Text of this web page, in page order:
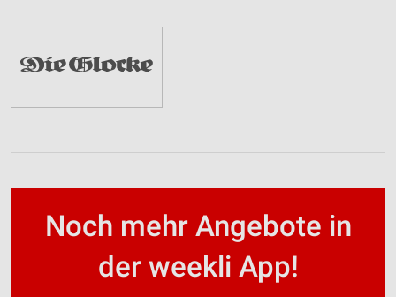
Noch mehr Angebote in
der weekli App!